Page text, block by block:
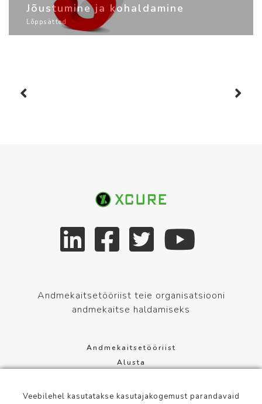
Jõustumine ja kohaldamine
Lõppsätted
Andmekaitsetööriist teie organisatsiooni
andmekaitse haldamiseks
Andmekaitsetööriist
Alusta
Terms of service
Veebilehel kasutatakse kasutajakogemust parandavaid